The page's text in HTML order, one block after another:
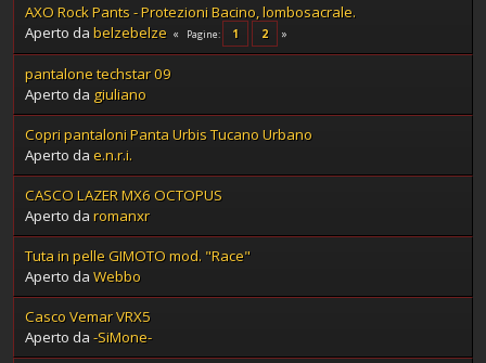
AXO Rock Pants - Protezioni Bacino, lombosacrale.
Aperto da belzebelze Pagine 1 2
pantalone techstar 09
Aperto da giuliano
Copri pantaloni Panta Urbis Tucano Urbano
Aperto da e.n.r.i.
CASCO LAZER MX6 OCTOPUS
Aperto da romanxr
Tuta in pelle GIMOTO mod. "Race"
Aperto da Webbo
Casco Vemar VRX5
Aperto da -SiMone-